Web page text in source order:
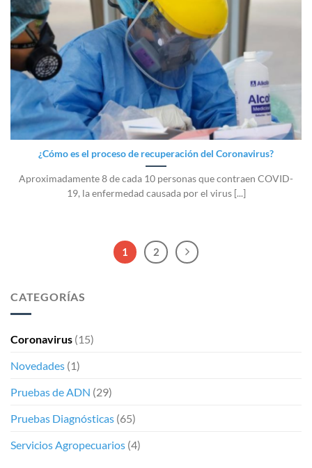
¿Cómo es el proceso de recuperación del Coronavirus?
Aproximadamente 8 de cada 10 personas que contraen COVID-
19, la enfermedad causada por el virus [...]
1 2
CATEGORÍAS
Coronavirus (15)
Novedades (1)
Pruebas de ADN (29)
Pruebas Diagnósticas (65)
Servicios Agropecuarios (4)